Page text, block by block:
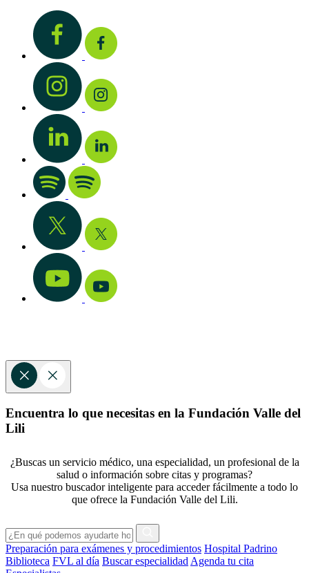
Encuentra lo que necesitas en la Fundación Valle del
Lili
¿Buscas un servicio médico, una especialidad, un profesional de la
salud o información sobre citas y programas?
Usa nuestro buscador inteligente para acceder fácilmente a todo lo
que ofrece la Fundación Valle del Lili.
Preparación para exámenes y procedimientos Hospital Padrino
Biblioteca FVL al día Buscar especialidad Agenda tu cita